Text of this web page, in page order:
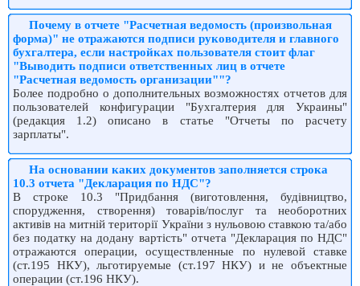
Почему в отчете "Расчетная ведомость (произвольная
форма)" не отражаются подписи руководителя и главного
бухгалтера, если настройках пользователя стоит флаг
"Выводить подписи ответственных лиц в отчете
"Расчетная ведомость организации""?
Более подробно о дополнительных возможностях отчетов для
пользователей конфигурации "Бухгалтерия для Украины"
(редакция 1.2) описано в статье "Отчеты по расчету
зарплаты".
На основании каких документов заполняется строка
10.3 отчета "Декларация по НДС"?
В строке 10.3 "Придбання (виготовлення, будівництво,
спорудження, створення) товарів/послуг та необоротних
активів на митній території України з нульовою ставкою та/або
без податку на додану вартість" отчета "Декларация по НДС"
отражаются операции, осуществленные по нулевой ставке
(ст.195 НКУ), льготируемые (ст.197 НКУ) и не объектные
операции (ст.196 НКУ).